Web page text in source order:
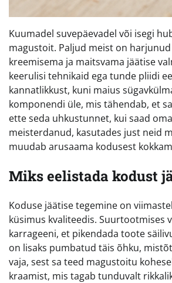
Kuumadel suvepäevadel või isegi
magustoit. Paljud meist on
kreemisema ja maitsvama jäätise
keerulisi tehnikaid ega tunde pliidi
kannatlikkust, kuni maius
komponendi üle, mis tähendab, et
ette seda uhkustunnet, kui saad
meisterdanud, kasutades just neid
muudab arusaama kodusest
Miks eelistada kodust
Koduse jäätise tegemine on
küsimus kvaliteedis. Suurtootmises
karrageeni, et pikendada toote
on lisaks pumbatud täis õhku,
vaja, sest sa teed magustoitu
kraamist, mis tagab tunduvalt